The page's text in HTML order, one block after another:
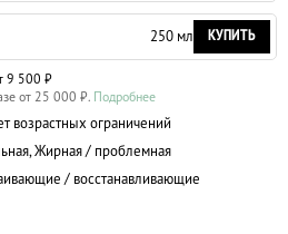
250 мл КУПИТЬ
9 500 ₽
от 25 000 ₽. Подробнее
возрастных ограничений
Жирная / проблемная
/ восстанавливающие